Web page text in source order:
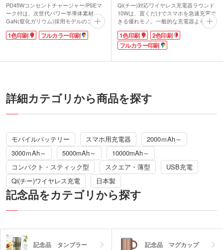
PD45Wコンセントチャージャー/PSEマ
ーク付は、次世代パワー半導体素材
GaN(窒化ガリウム)採用モデルのコンセ
ント充電器です。小型軽量で高出力を実
現。PD(Power Delivery)対応・最大45W
熱性に優れているのも魅力。バッテリー
に。
本体側面に1色かフルカラー印刷ができ
ナルグッズに使えるノベルティです。
1色印刷 フルカラー印刷
Qi(チー)対応ワイヤレス充電器ラウンド
10Wは、置くだけでスマホを急速充電で
きる優れモノ。一般的な充電器よりも高
出力なのが特徴です。ワイヤレスなの
で、着信が来てもすぐにスマホを手に取
れます。在宅ワーク中の使用に便利で
す。
名入れがよく映えるシンプルなデザイン
をプリントすれば華やかなオリジナルグ
ッズになります!
1色印刷
2色印刷
フルカラー印刷
詳細カテゴリから商品を探す
モバイルバッテリー スマホ用充電器
2000ｍAh～
3000ｍAh～
5000mAh～
10000mAh～
コンパクト・スティック型
スクエア・薄型
USB充電
Qi(チー)ワイヤレス充電
日本製
記念品をカテゴリから探す
記念品 タンブラー 記念品 マグカップ